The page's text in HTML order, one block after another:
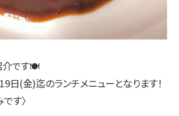
介です🍽
(金)迄のランチメニューとなります！
す〉